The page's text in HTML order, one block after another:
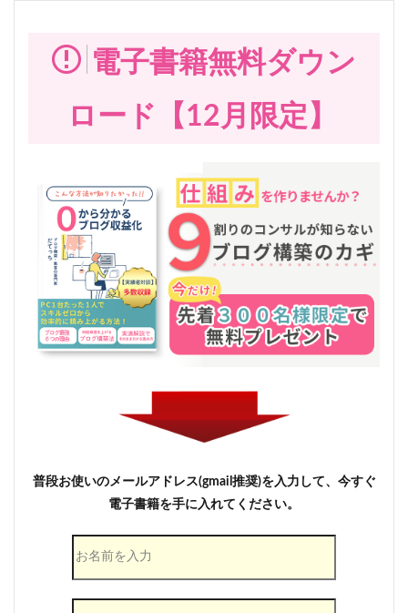
電子書籍無料ダウン
ロード【12月限定】
普段お使いのメールアドレス(gmail推奨)を入力して、今すぐ
電子書籍を手に入れてください。